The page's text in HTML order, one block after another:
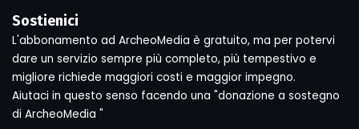
Sostienici
L'abbonamento ad ArcheoMedia è gratuito, ma per potervi
dare un servizio sempre più completo, più tempestivo e
migliore richiede maggiori costi e maggior impegno.
Aiutaci in questo senso facendo una "donazione a sostegno
di ArcheoMedia "